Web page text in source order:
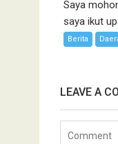
Saya
saya ikut
Berita
LEAVE A